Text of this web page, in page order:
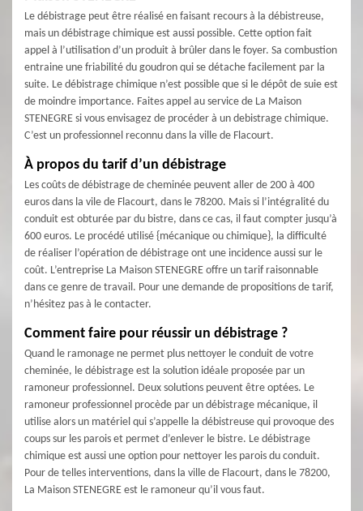
Le débistrage peut être réalisé en faisant recours à la débistreuse,
mais un débistrage chimique est aussi possible. Cette option fait
appel à l’utilisation d’un produit à brûler dans le foyer. Sa combustion
entraine une friabilité du goudron qui se détache facilement par la
suite. Le débistrage chimique n’est possible que si le dépôt de suie est
de moindre importance. Faites appel au service de La Maison
STENEGRE si vous envisagez de procéder à un debistrage chimique.
C’est un professionnel reconnu dans la ville de Flacourt.
À propos du tarif d’un débistrage
Les coûts de débistrage de cheminée peuvent aller de 200 à 400
euros dans la vile de Flacourt, dans le 78200. Mais si l’intégralité du
conduit est obturée par du bistre, dans ce cas, il faut compter jusqu’à
600 euros. Le procédé utilisé {mécanique ou chimique}, la difficulté
de réaliser l’opération de débistrage ont une incidence aussi sur le
coût. L’entreprise La Maison STENEGRE offre un tarif raisonnable
dans ce genre de travail. Pour une demande de propositions de tarif,
n’hésitez pas à le contacter.
Comment faire pour réussir un débistrage ?
Quand le ramonage ne permet plus nettoyer le conduit de votre
cheminée, le débistrage est la solution idéale proposée par un
ramoneur professionnel. Deux solutions peuvent être optées. Le
ramoneur professionnel procède par un débistrage mécanique, il
utilise alors un matériel qui s’appelle la débistreuse qui provoque des
coups sur les parois et permet d’enlever le bistre. Le débistrage
chimique est aussi une option pour nettoyer les parois du conduit.
Pour de telles interventions, dans la ville de Flacourt, dans le 78200,
La Maison STENEGRE est le ramoneur qu’il vous faut.